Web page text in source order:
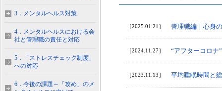
［2025.01.21］ 管理職編｜心身
［2024.11.27］ “アフターコロナ
［2023.11.13］ 平均睡眠時間と
3．メンタルヘルス対策
4．メンタルヘルスにおける会
社と管理職の責任と対応
5．「ストレスチェック制度」
への対応
6．今後の課題～「攻め」のメ